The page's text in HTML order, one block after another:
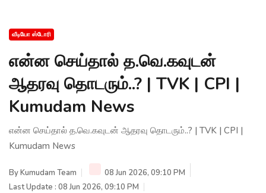
வீடியோ ஸ்டோரி
என்ன செய்தால் த.வெ.கவுடன்
ஆதரவு தொடரும்..? | TVK | CPI |
Kumudam News
என்ன செய்தால் த.வெ.கவுடன் ஆதரவு தொடரும்..? | TVK | CPI |
Kumudam News
ByKumudam Team
08 Jun 2026, 09:10 PM
Last Update : 08 Jun 2026, 09:10 PM